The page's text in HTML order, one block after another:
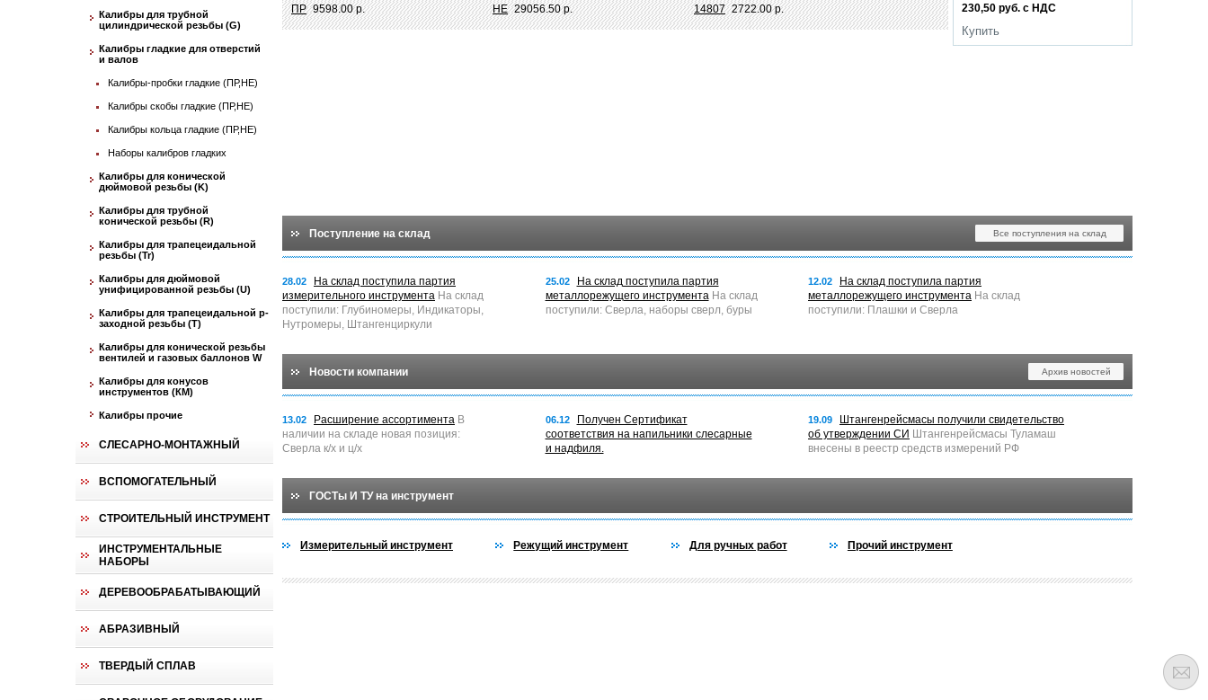
Калибры для трубной
цилиндрической резьбы (G)
Калибры гладкие для отверстий
и валов
Калибры-пробки гладкие (ПР,НЕ)
Калибры скобы гладкие (ПР,НЕ)
Калибры кольца гладкие (ПР,НЕ)
Наборы калибров гладких
Калибры для конической
дюймовой резьбы (K)
Калибры для трубной
конической резьбы (R)
Калибры для трапецеидальной
резьбы (Tr)
Калибры для дюймовой
унифицированной резьбы (U)
Калибры для трапецеидальной p-
заходной резьбы (T)
Калибры для конической резьбы
вентилей и газовых баллонов W
Калибры для конусов
инструментов (КМ)
Калибры прочие
СЛЕСАРНО-МОНТАЖНЫЙ
ВСПОМОГАТЕЛЬНЫЙ
СТРОИТЕЛЬНЫЙ ИНСТРУМЕНТ
ИНСТРУМЕНТАЛЬНЫЕ
НАБОРЫ
ДЕРЕВООБРАБАТЫВАЮЩИЙ
АБРАЗИВНЫЙ
ТВЕРДЫЙ СПЛАВ
ПР 9598.00 р.
НЕ 29056.50 р.
14807 2722.00 р. 230,50 руб. с НДС
Купить
Поступление на склад Все поступления на склад
28.02
На склад поступила партия
измерительного инструмента На склад
поступили: Глубиномеры, Индикаторы,
Нутромеры, Штангенциркули
25.02
На склад поступила партия
металлорежущего инструментаНа склад
поступили: Сверла, наборы сверл, буры
12.02
На склад поступила партия
металлорежущего инструмента На склад
поступили: Плашки и Сверла
Новости компании Архив новостей
13.02 Расширение ассортимента В
наличии на складе новая позиция:
Сверла к/х и ц/х
06.12
Получен Сертификат
соответствия на напильники слесарные
и надфиля.
19.09
Штангенрейсмасы получили свидетельство
об утверждении СИ Штангенрейсмасы Туламаш
внесены в реестр средств измерений РФ
ГОСТы И ТУ на инструмент
Измерительный инструмент Режущий инструмент Для ручных работ Прочий инструмент